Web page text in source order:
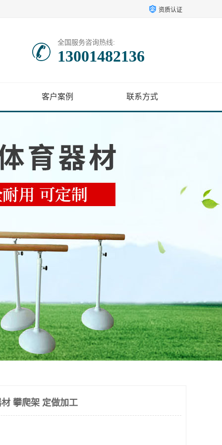
资质认证
全国服务咨询热线:
13001482136
客户案例 联系方式
攀爬架 定做加工